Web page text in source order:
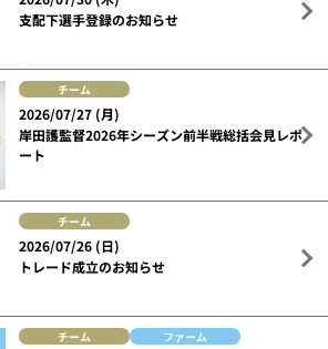
支配下選手登録のお知らせ
チーム
2026/07/27 (月)
岸田護監督2026年シーズン前半戦総括会見レポ
ート
チーム
2026/07/26 (日)
トレード成立のお知らせ
チーム ファーム